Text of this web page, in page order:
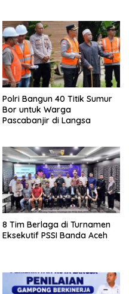
Polri Bangun 40 Titik Sumur
Bor untuk Warga
Pascabanjir di Langsa
8 Tim Berlaga di Turnamen
Eksekutif PSSI Banda Aceh